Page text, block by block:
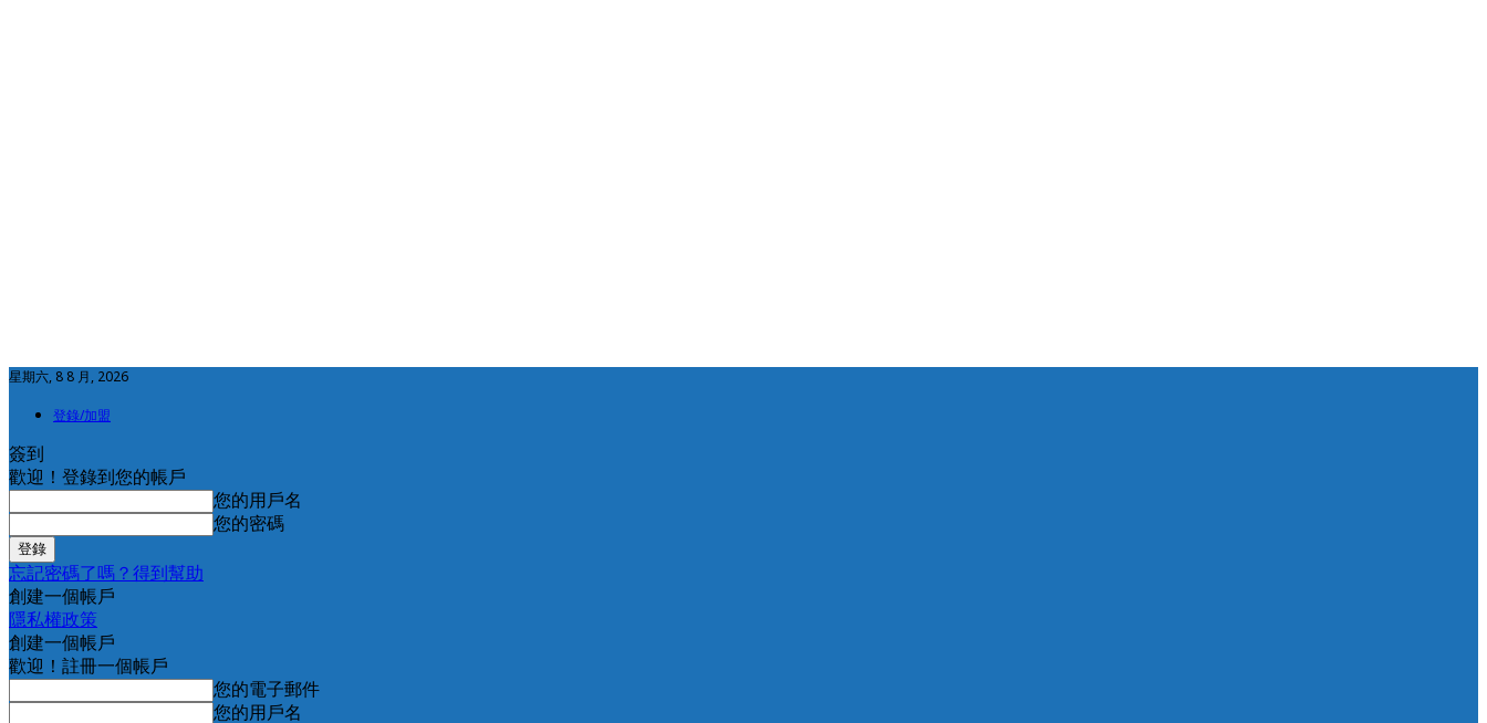
星期六, 8 8 月, 2026
登錄/加盟
簽到
歡迎！登錄到您的帳戶
您的用戶名
您的密碼
忘記密碼了嗎？得到幫助
創建一個帳戶
隱私權政策
創建一個帳戶
歡迎！註冊一個帳戶
您的電子郵件
您的用戶名